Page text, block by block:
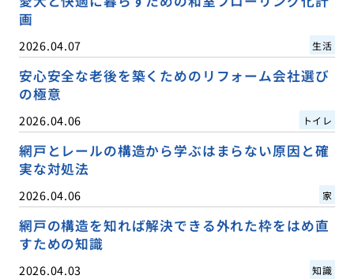
画
2026.04.07 生活
安心安全な老後を築くためのリフォーム会社選び
の極意
2026.04.06 トイレ
網戸とレールの構造から学ぶはまらない原因と確
実な対処法
2026.04.06 家
網戸の構造を知れば解決できる外れた枠をはめ直
すための知識
2026.04.03 知識